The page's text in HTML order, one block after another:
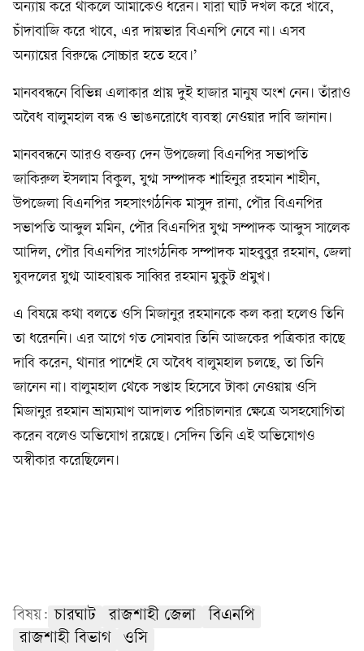
অন্যায় করে থাকলে আমাকেও ধরেন। যারা ঘাট দখল করে খাবে,
চাঁদাবাজি করে খাবে, এর দায়ভার বিএনপি নেবে না। এসব
অন্যায়ের বিরুদ্ধে সোচ্চার হতে হবে।’
মানববন্ধনে বিভিন্ন এলাকার প্রায় দুই হাজার মানুষ অংশ নেন। তাঁরাও
অবৈধ বালুমহাল বন্ধ ও ভাঙনরোধে ব্যবস্থা নেওয়ার দাবি জানান।
মানববন্ধনে আরও বক্তব্য দেন উপজেলা বিএনপির সভাপতি
জাকিরুল ইসলাম বিকুল, যুগ্ম সম্পাদক শাহিনুর রহমান শাহীন,
উপজেলা বিএনপির সহসাংগঠনিক মাসুদ রানা, পৌর বিএনপির
সভাপতি আব্দুল মমিন, পৌর বিএনপির যুগ্ম সম্পাদক আব্দুস সালেক
আদিল, পৌর বিএনপির সাংগঠনিক সম্পাদক মাহবুবুর রহমান, জেলা
যুবদলের যুগ্ম আহবায়ক সাব্বির রহমান মুকুট প্রমুখ।
এ বিষয়ে কথা বলতে ওসি মিজানুর রহমানকে কল করা হলেও তিনি
তা ধরেননি। এর আগে গত সোমবার তিনি আজকের পত্রিকার কাছে
দাবি করেন, থানার পাশেই যে অবৈধ বালুমহাল চলছে, তা তিনি
জানেন না। বালুমহাল থেকে সপ্তাহ হিসেবে টাকা নেওয়ায় ওসি
মিজানুর রহমান ভ্রাম্যমাণ আদালত পরিচালনার ক্ষেত্রে অসহযোগিতা
করেন বলেও অভিযোগ রয়েছে। সেদিন তিনি এই অভিযোগও
অস্বীকার করেছিলেন।
বিষয়: চারঘাট রাজশাহী জেলা
বিএনপি
রাজশাহী বিভাগ
ওসি